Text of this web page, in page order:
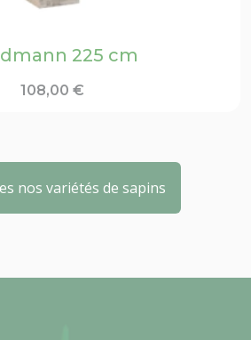
225 cm
108,00 €
nos variétés de sapins